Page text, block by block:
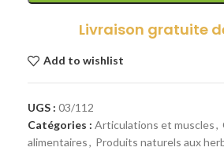
Livraison gratuite
Add to wishlist
UGS : 03/112
Catégories : Articulations et muscles,
alimentaires, Produits naturels aux